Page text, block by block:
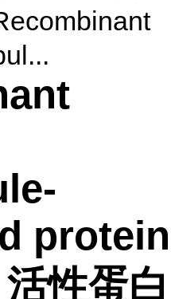
protein
性蛋白